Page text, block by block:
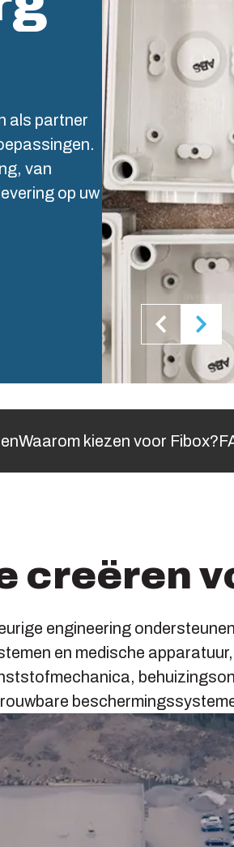
als partner
van
op uw
Waarom kiezen voor Fibox?
creëren
engineering
en medische